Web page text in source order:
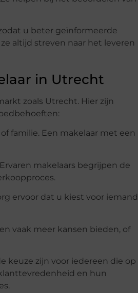
u beter geïnformeerde
altijd streven naar het leveren
in Utrecht
zoals Utrecht. Hier zijn
familie. Een makelaar met een
makelaars begrijpen de
ervoor dat u kiest voor iemand
vaak meer kansen bieden, of
keuze zijn voor iedereen die op
en hun